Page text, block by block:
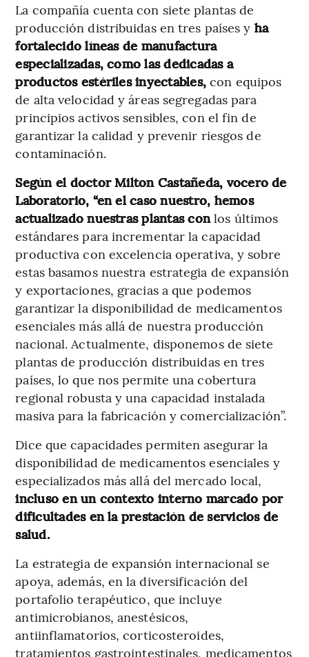
La compañía cuenta con siete plantas de
producción distribuidas en tres países y ha
fortalecido líneas de manufactura
especializadas, como las dedicadas a
productos estériles inyectables, con equipos
de alta velocidad y áreas segregadas para
principios activos sensibles, con el fin de
garantizar la calidad y prevenir riesgos de
contaminación.
Según el doctor Milton Castañeda, vocero de
Laboratorio, “en el caso nuestro, hemos
actualizado nuestras plantas conlos últimos
estándares para incrementar la capacidad
productiva con excelencia operativa, y sobre
estas basamos nuestra estrategia de expansión
y exportaciones, gracias a que podemos
garantizar la disponibilidad de medicamentos
esenciales más allá de nuestra producción
nacional. Actualmente, disponemos de siete
plantas de producción distribuidas en tres
países, lo que nos permite una cobertura
regional robusta y una capacidad instalada
masiva para la fabricación y comercialización”.
Dice que capacidades permiten asegurar la
disponibilidad de medicamentos esenciales y
especializados más allá del mercado local,
incluso en un contexto interno marcado por
dificultades en la prestación de servicios de
salud.
La estrategia de expansión internacional se
apoya, además, en la diversificación del
portafolio terapéutico, que incluye
antimicrobianos, anestésicos,
antiinflamatorios, corticosteroides,
tratamientos gastrointestinales, medicamentos